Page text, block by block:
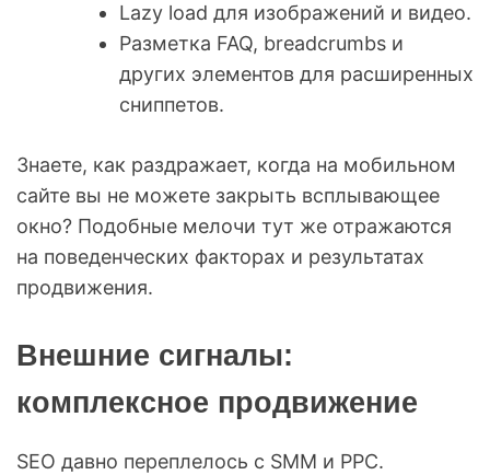
Lazy load для изображений и видео.
Разметка FAQ, breadcrumbs и
других элементов для расширенных
сниппетов.
Знаете, как раздражает, когда на мобильном
сайте вы не можете закрыть всплывающее
окно? Подобные мелочи тут же отражаются
на поведенческих факторах и результатах
продвижения.
Внешние сигналы:
комплексное продвижение
SEO давно переплелось с SMM и PPC.